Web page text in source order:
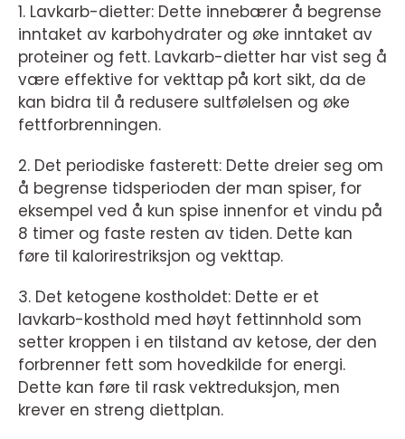
1. Lavkarb-dietter: Dette innebærer å begrense
inntaket av karbohydrater og øke inntaket av
proteiner og fett. Lavkarb-dietter har vist seg å
være effektive for vekttap på kort sikt, da de
kan bidra til å redusere sultfølelsen og øke
fettforbrenningen.
2. Det periodiske fasterett: Dette dreier seg om
å begrense tidsperioden der man spiser, for
eksempel ved å kun spise innenfor et vindu på
8 timer og faste resten av tiden. Dette kan
føre til kalorirestriksjon og vekttap.
3. Det ketogene kostholdet: Dette er et
lavkarb-kosthold med høyt fettinnhold som
setter kroppen i en tilstand av ketose, der den
forbrenner fett som hovedkilde for energi.
Dette kan føre til rask vektreduksjon, men
krever en streng diettplan.